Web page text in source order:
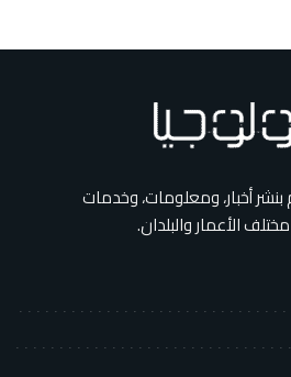
بنشر أخبار، ومعلومات، وخدمات
الأعمار والبلدان.